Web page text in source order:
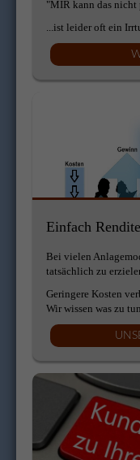
"MIR kann das nicht
...ist leider oft ein
Einfach
Bei vielen
tatsächlich zu
Geringere Kosten
Wir wissen was zu